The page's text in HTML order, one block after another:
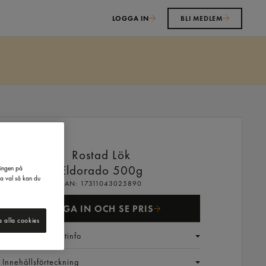
LOGGA IN BLI MEDLEM
Rostad Lök
Eldorado 500g
EAN: 17311043025890
LOGGA IN OCH SE PRIS
Generell produktinfo
Innehållsförteckning
på
val så kan du
alla cookies